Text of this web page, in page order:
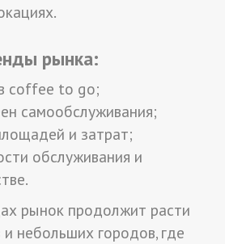
рынка:
coffee to go;
самообслуживания;
и затрат;
обслуживания и
рынок продолжит расти
и небольших городов, где